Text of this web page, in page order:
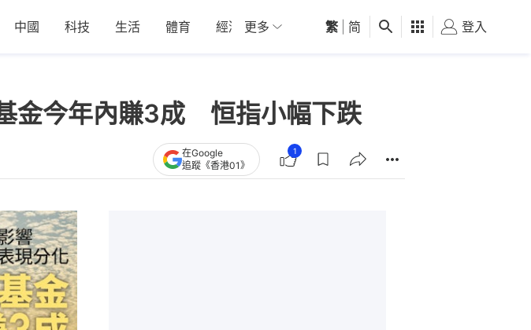
中國 科技 生活 體育 經濟 01深圳 觀點 健康 好食玩飛
更多 繁 简 登入
金今年內賺3成 恒指小幅下跌
在Google
追蹤《香港01》
1